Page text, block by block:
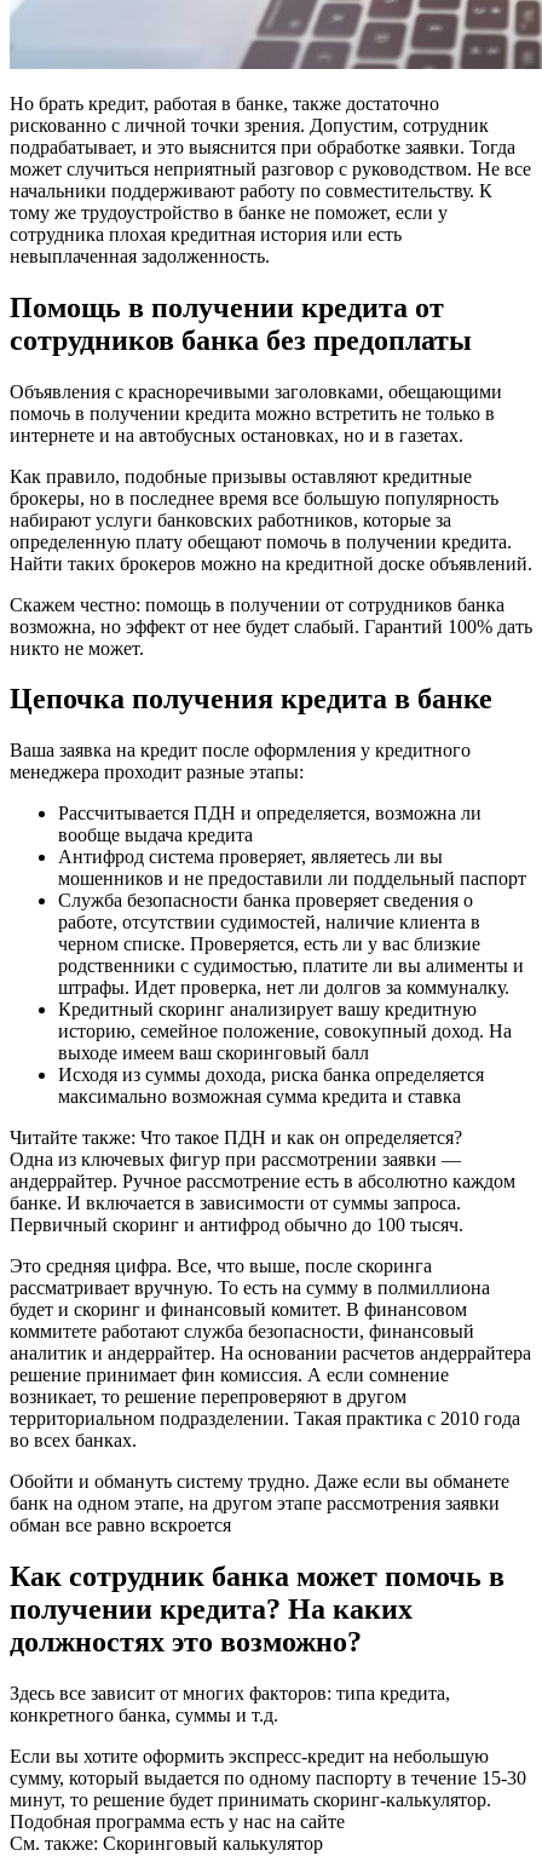
Но брать кредит, работая в банке, также достаточно
рискованно с личной точки зрения. Допустим, сотрудник
подрабатывает, и это выяснится при обработке заявки. Тогда
может случиться неприятный разговор с руководством. Не все
начальники поддерживают работу по совместительству. К
тому же трудоустройство в банке не поможет, если у
сотрудника плохая кредитная история или есть
невыплаченная задолженность.
Помощь в получении кредита от
сотрудников банка без предоплаты
Объявления с красноречивыми заголовками, обещающими
помочь в получении кредита можно встретить не только в
интернете и на автобусных остановках, но и в газетах.
Как правило, подобные призывы оставляют кредитные
брокеры, но в последнее время все большую популярность
набирают услуги банковских работников, которые за
определенную плату обещают помочь в получении кредита.
Найти таких брокеров можно на кредитной доске объявлений.
Скажем честно: помощь в получении от сотрудников банка
возможна, но эффект от нее будет слабый. Гарантий 100% дать
никто не может.
Цепочка получения кредита в банке
Ваша заявка на кредит после оформления у кредитного
менеджера проходит разные этапы:
Рассчитывается ПДН и определяется, возможна ли
вообще выдача кредита
Антифрод система проверяет, являетесь ли вы
мошенников и не предоставили ли поддельный паспорт
Служба безопасности банка проверяет сведения о
работе, отсутствии судимостей, наличие клиента в
черном списке. Проверяется, есть ли у вас близкие
родственники с судимостью, платите ли вы алименты и
штрафы. Идет проверка, нет ли долгов за коммуналку.
Кредитный скоринг анализирует вашу кредитную
историю, семейное положение, совокупный доход. На
выходе имеем ваш скоринговый балл
Исходя из суммы дохода, риска банка определяется
максимально возможная сумма кредита и ставка
Читайте также: Что такое ПДН и как он определяется?
Одна из ключевых фигур при рассмотрении заявки —
андеррайтер. Ручное рассмотрение есть в абсолютно каждом
банке. И включается в зависимости от суммы запроса.
Первичный скоринг и антифрод обычно до 100 тысяч.
Это средняя цифра. Все, что выше, после скоринга
рассматривает вручную. То есть на сумму в полмиллиона
будет и скоринг и финансовый комитет. В финансовом
коммитете работают служба безопасности, финансовый
аналитик и андеррайтер. На основании расчетов андеррайтера
решение принимает фин комиссия. А если сомнение
возникает, то решение перепроверяют в другом
территориальном подразделении. Такая практика с 2010 года
во всех банках.
Обойти и обмануть систему трудно. Даже если вы обманете
банк на одном этапе, на другом этапе рассмотрения заявки
обман все равно вскроется
Как сотрудник банка может помочь в
получении кредита? На каких
должностях это возможно?
Здесь все зависит от многих факторов: типа кредита,
конкретного банка, суммы и т.д.
Если вы хотите оформить экспресс-кредит на небольшую
сумму, который выдается по одному паспорту в течение 15-30
минут, то решение будет принимать скоринг-калькулятор.
Подобная программа есть у нас на сайте
См. также: Скоринговый калькулятор